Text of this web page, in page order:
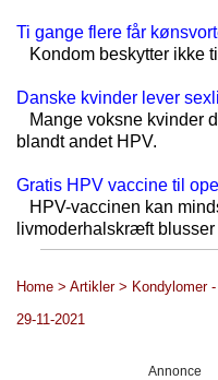
Ti gange flere får
Kondom beskytter ikke
Danske kvinder lever
Mange voksne kvinder
blandt andet HPV.
Gratis HPV vaccine til
HPV-vaccinen kan
livmoderhalskræft blusser
Home > Artikler > Kondylomer
29-11-2021
Annonce